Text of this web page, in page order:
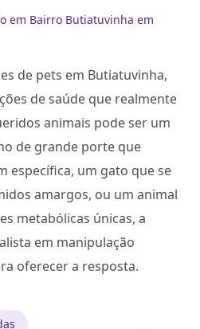
em Bairro Butiatuvinha em
de pets em Butiatuvinha,
de saúde que realmente
animais pode ser um
de grande porte que
específica, um gato que se
amargos, ou um animal
metabólicas únicas, a
em manipulação
oferecer a resposta.